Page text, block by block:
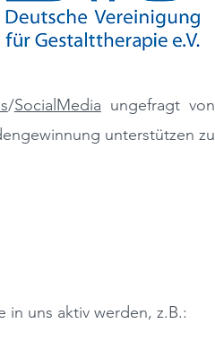
/SocialMedia ungefragt von
unterstützen zu
in uns aktiv werden, z.B.: